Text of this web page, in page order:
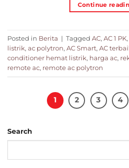
Continue
Posted in Berita | Tagged AC, AC 1 PK,
listrik, ac polytron, AC Smart, AC
conditioner hemat listrik, harga ac,
remote ac, remote ac polytron
1 2 3 4
Search